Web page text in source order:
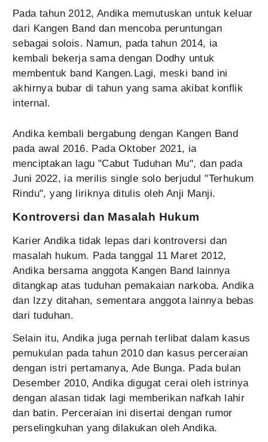
Pada tahun 2012, Andika memutuskan untuk keluar
dari Kangen Band dan mencoba peruntungan
sebagai solois. Namun, pada tahun 2014, ia
kembali bekerja sama dengan Dodhy untuk
membentuk band Kangen.Lagi, meski band ini
akhirnya bubar di tahun yang sama akibat konflik
internal.
Andika kembali bergabung dengan Kangen Band
pada awal 2016. Pada Oktober 2021, ia
menciptakan lagu "Cabut Tuduhan Mu", dan pada
Juni 2022, ia merilis single solo berjudul "Terhukum
Rindu", yang liriknya ditulis oleh Anji Manji.
Kontroversi dan Masalah Hukum
Karier Andika tidak lepas dari kontroversi dan
masalah hukum. Pada tanggal 11 Maret 2012,
Andika bersama anggota Kangen Band lainnya
ditangkap atas tuduhan pemakaian narkoba. Andika
dan Izzy ditahan, sementara anggota lainnya bebas
dari tuduhan.
Selain itu, Andika juga pernah terlibat dalam kasus
pemukulan pada tahun 2010 dan kasus perceraian
dengan istri pertamanya, Ade Bunga. Pada bulan
Desember 2010, Andika digugat cerai oleh istrinya
dengan alasan tidak lagi memberikan nafkah lahir
dan batin. Perceraian ini disertai dengan rumor
perselingkuhan yang dilakukan oleh Andika.